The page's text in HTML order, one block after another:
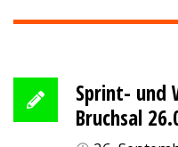
Sprint- und
Bruchsal